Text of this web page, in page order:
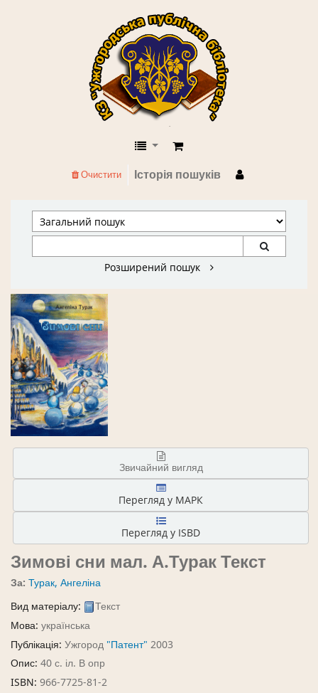
КЗ "Ужгородська публічна
Історія пошуків
Очистити
Розширений пошук
Звичайний вигляд
Перегляд у МАРК
Перегляд у ISBD
Зимові сни мал. А.ТуракТекст
За: Турак, Ангеліна
Вид матеріалу:
Текст
Мова: українська
Публікація: Ужгород "Патент" 2003
Опис: 40 с. іл. В опр
ISBN: 966-7725-81-2